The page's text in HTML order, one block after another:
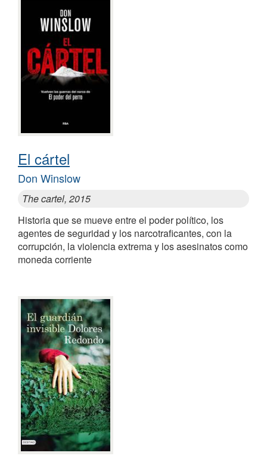
El cártel
Don Winslow
The cartel, 2015
Historia que se mueve entre el poder político, los
agentes de seguridad y los narcotraficantes, con la
corrupción, la violencia extrema y los asesinatos como
moneda corriente